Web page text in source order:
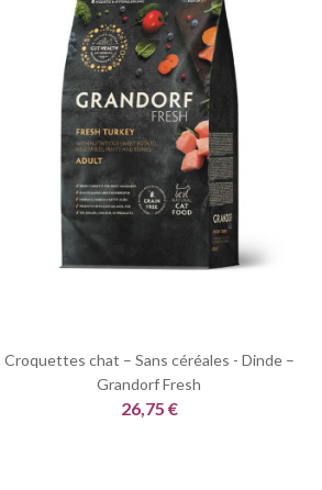
Croquettes chat – Sans céréales - Dinde –
Grandorf Fresh
26,75 €